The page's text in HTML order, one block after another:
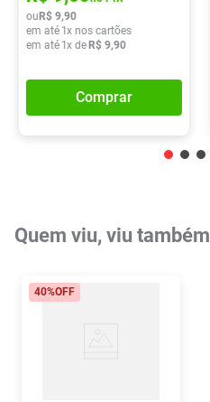
ou R$ 9,90
em até 1x nos cartões
em até 1x de R$ 9,90
Comprar
Quem viu, viu também
40%OFF